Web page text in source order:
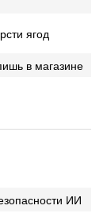
ягод
в магазине
ИИ